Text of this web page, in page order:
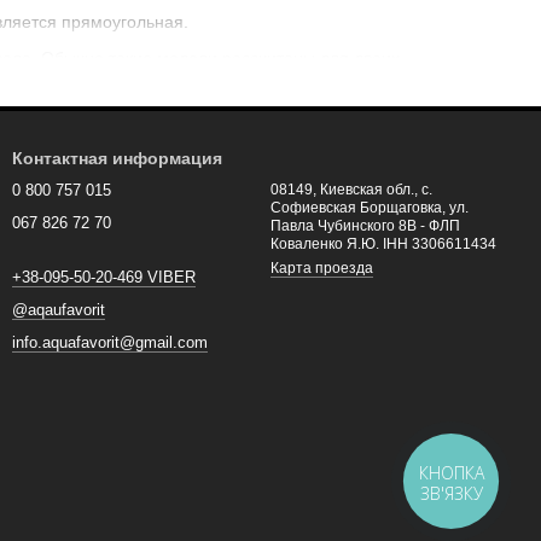
прямоугольная.
элемента ванной комнаты, не подходит для
ставить около стены.
любого возраста:
акриловая
и пожелтевших мест, вмятин, шероховатостей и
Контактная информация
0 800 757 015
067 826 72 70
+38-095-50-20-469 VIBER
@aqaufavorit
info.aquafavorit@gmail.com
08149, Киевская обл., с.
Софиевская Борщаговка, ул.
Павла Чубинского 8В - ФЛП
Коваленко Я.Ю. ІНН 3306611434
Карта проезда
КНОПКА
ЗВ'ЯЗКУ